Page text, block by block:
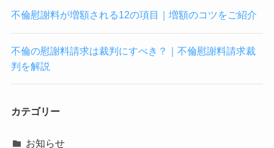
不倫慰謝料が増額される12の項目｜増額のコツをご紹介
不倫の慰謝料請求は裁判にすべき？｜不倫慰謝料請求裁
判を解説
カテゴリー
お知らせ